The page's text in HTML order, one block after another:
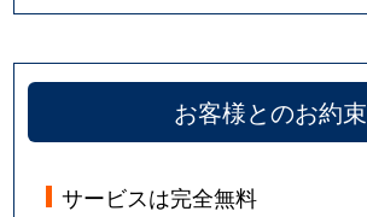
お客様とのお約束
サービスは完全無料